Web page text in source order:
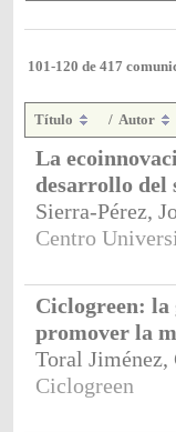
101-120 de 417
Título / Autor
La
desarrollo del
Sierra-Pérez,
Centro
Ciclogreen:
promover la
Toral
Ciclogreen